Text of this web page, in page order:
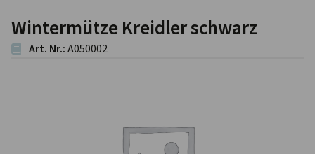
Wintermütze Kreidler schwarz
Art. Nr.:A050002